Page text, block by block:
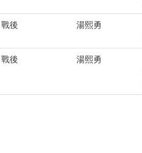
戰後 湯熙勇
戰後 湯熙勇